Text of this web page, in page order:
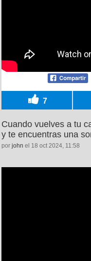
7
Cuando vuelves a tu
y te encuentras una
por john el 18 oct 2024, 11:58